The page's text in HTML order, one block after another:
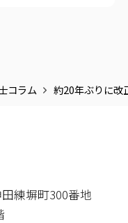
コラム 約20年ぶりに改
練塀町300番地